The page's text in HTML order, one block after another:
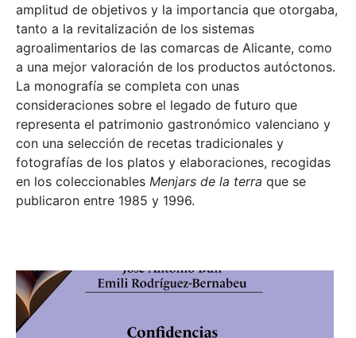
amplitud de objetivos y la importancia que otorgaba,
tanto a la revitalización de los sistemas
agroalimentarios de las comarcas de Alicante, como
a una mejor valoración de los productos autóctonos.
La monografía se completa con unas
consideraciones sobre el legado de futuro que
representa el patrimonio gastronómico valenciano y
con una selección de recetas tradicionales y
fotografías de los platos y elaboraciones, recogidas
en los coleccionables Menjars de la terra que se
publicaron entre 1985 y 1996.